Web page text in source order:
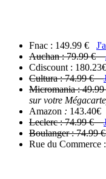
Fnac : 149.99 €
Auchan : 79.99 €
Cdiscount :
Cultura : 74.99 €
Micromania :
sur votre
Amazon : 143.40€
Leclerc : 74.99 €
Boulanger :
Rue du